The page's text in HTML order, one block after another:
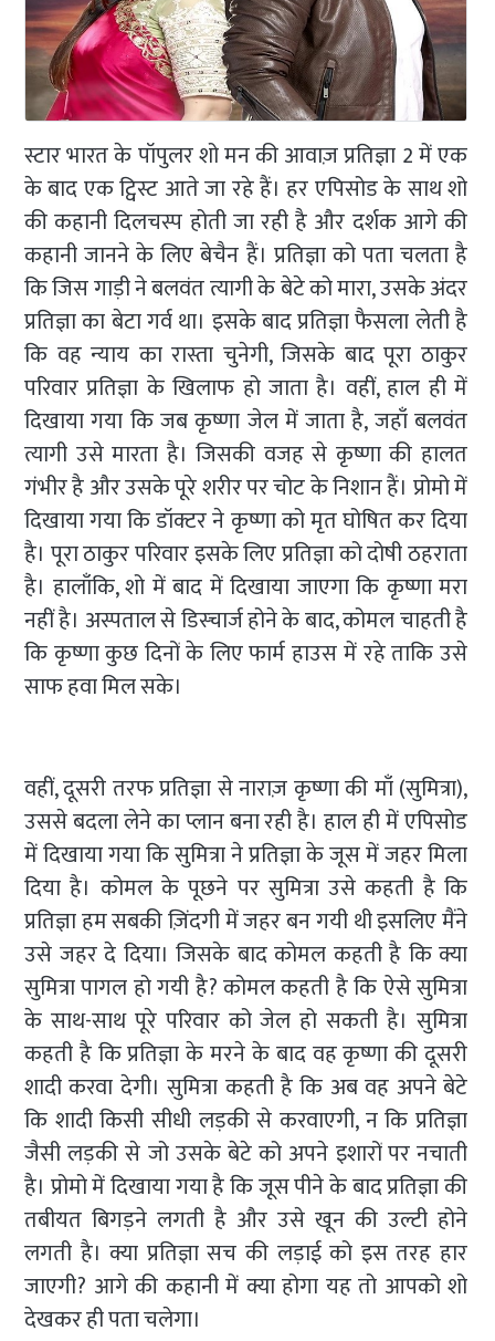
स्टार भारत के पॉपुलर शो मन की आवाज़ प्रतिज्ञा 2 में एक
के बाद एक ट्विस्ट आते जा रहे हैं। हर एपिसोड के साथ शो
की कहानी दिलचस्प होती जा रही है और दर्शक आगे की
कहानी जानने के लिए बेचैन हैं। प्रतिज्ञा को पता चलता है
कि जिस गाड़ी ने बलवंत त्यागी के बेटे को मारा, उसके अंदर
प्रतिज्ञा का बेटा गर्व था। इसके बाद प्रतिज्ञा फैसला लेती है
कि वह न्याय का रास्ता चुनेगी, जिसके बाद पूरा ठाकुर
परिवार प्रतिज्ञा के खिलाफ हो जाता है। वहीं, हाल ही में
दिखाया गया कि जब कृष्णा जेल में जाता है, जहाँ बलवंत
त्यागी उसे मारता है। जिसकी वजह से कृष्णा की हालत
गंभीर है और उसके पूरे शरीर पर चोट के निशान हैं। प्रोमो में
दिखाया गया कि डॉक्टर ने कृष्णा को मृत घोषित कर दिया
है। पूरा ठाकुर परिवार इसके लिए प्रतिज्ञा को दोषी ठहराता
है। हालाँकि, शो में बाद में दिखाया जाएगा कि कृष्णा मरा
नहीं है। अस्पताल से डिस्चार्ज होने के बाद, कोमल चाहती है
कि कृष्णा कुछ दिनों के लिए फार्म हाउस में रहे ताकि उसे
साफ हवा मिल सके।
वहीं, दूसरी तरफ प्रतिज्ञा से नाराज़ कृष्णा की माँ (सुमित्रा),
उससे बदला लेने का प्लान बना रही है। हाल ही में एपिसोड
में दिखाया गया कि सुमित्रा ने प्रतिज्ञा के जूस में जहर मिला
दिया है। कोमल के पूछने पर सुमित्रा उसे कहती है कि
प्रतिज्ञा हम सबकी ज़िंदगी में जहर बन गयी थी इसलिए मैंने
उसे जहर दे दिया। जिसके बाद कोमल कहती है कि क्या
सुमित्रा पागल हो गयी है? कोमल कहती है कि ऐसे सुमित्रा
के साथ-साथ पूरे परिवार को जेल हो सकती है। सुमित्रा
कहती है कि प्रतिज्ञा के मरने के बाद वह कृष्णा की दूसरी
शादी करवा देगी। सुमित्रा कहती है कि अब वह अपने बेटे
कि शादी किसी सीधी लड़की से करवाएगी, न कि प्रतिज्ञा
जैसी लड़की से जो उसके बेटे को अपने इशारों पर नचाती
है। प्रोमो में दिखाया गया है कि जूस पीने के बाद प्रतिज्ञा की
तबीयत बिगड़ने लगती है और उसे खून की उल्टी होने
लगती है। क्या प्रतिज्ञा सच की लड़ाई को इस तरह हार
जाएगी? आगे की कहानी में क्या होगा यह तो आपको शो
देखकर ही पता चलेगा।